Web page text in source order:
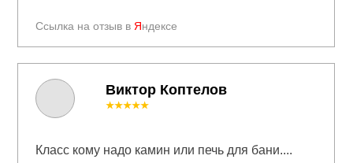
Ссылка на отзыв в Яндексе
★★★★★
Класс кому надо камин или печь для бани....
Виктор Коптелов